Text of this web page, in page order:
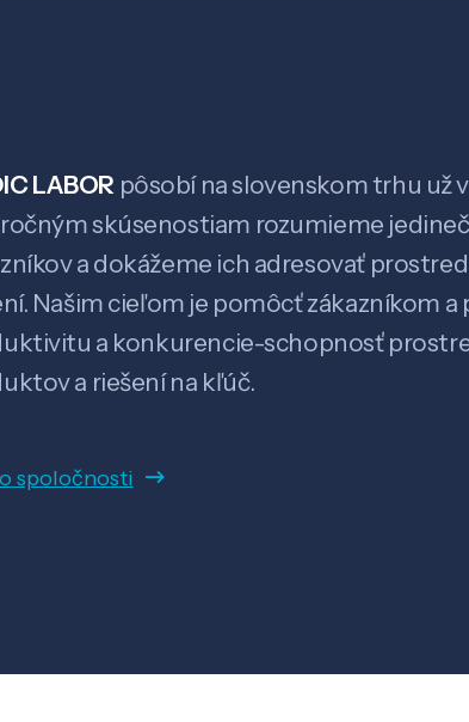
LABOR pôsobí na slovenskom trhu už
skúsenostiam rozumieme
a dokážeme ich adresovať
Našim cieľom je pomôcť zákazníkom
a konkurencie-schopnosť
a riešení na kľúč.
spoločnosti